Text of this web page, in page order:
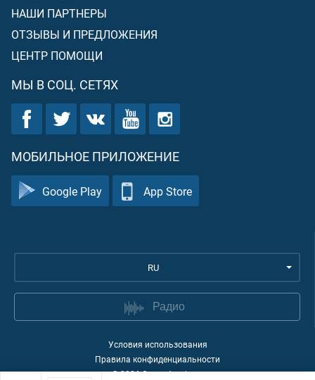
НАШИ ПАРТНЕРЫ
ОТЗЫВЫ И ПРЕДЛОЖЕНИЯ
ЦЕНТР ПОМОЩИ
МЫ В СОЦ. СЕТЯХ
МОБИЛЬНОЕ ПРИЛОЖЕНИЕ
Google Play App Store
RU
Радио
Условия использования
Правила конфиденциальности
©2026Quran Academy